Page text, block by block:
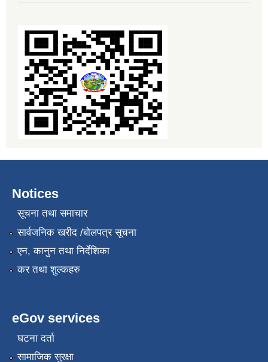
Notices
सूचना तथा समाचार
सार्वजनिक खरीद /बोलपत्र सूचना
एन, कानुन तथा निर्देशिका
कर तथा शुल्कहरु
eGov services
घटना दर्ता
सामाजिक सुरक्षा